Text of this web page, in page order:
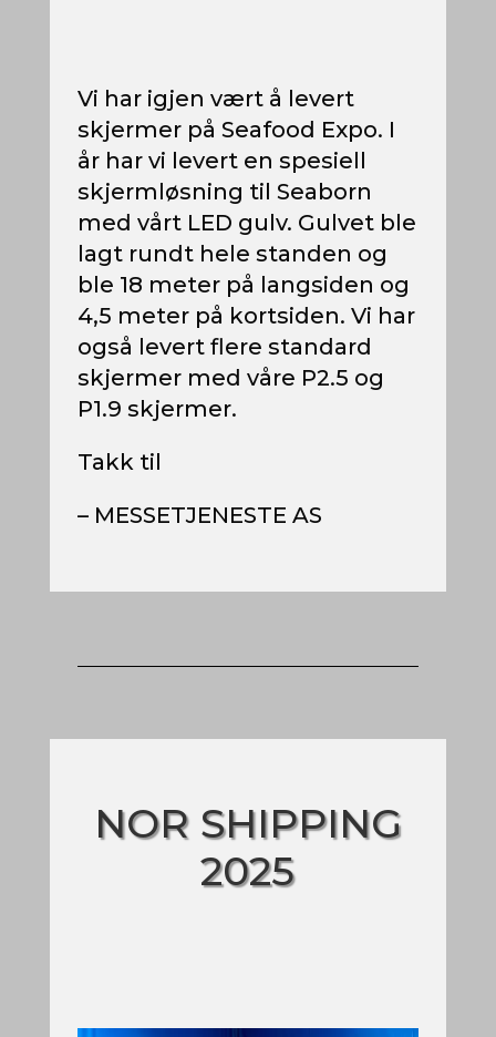
Vi har igjen vært å levert
skjermer på Seafood Expo. I
år har vi levert en spesiell
skjermløsning til Seaborn
med vårt LED gulv. Gulvet ble
lagt rundt hele standen og
ble 18 meter på langsiden og
4,5 meter på kortsiden. Vi har
også levert flere standard
skjermer med våre P2.5 og
P1.9 skjermer.
Takk til
– MESSETJENESTE AS
NOR SHIPPING
2025